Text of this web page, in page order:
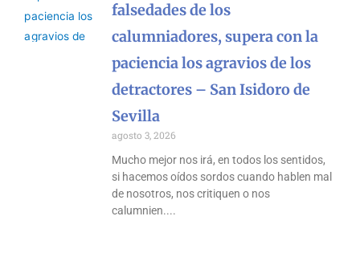
falsedades de los
calumniadores, supera con la
paciencia los agravios de los
detractores – San Isidoro de
Sevilla
agosto 3, 2026
Mucho mejor nos irá, en todos los sentidos,
si hacemos oídos sordos cuando hablen mal
de nosotros, nos critiquen o nos
calumnien.